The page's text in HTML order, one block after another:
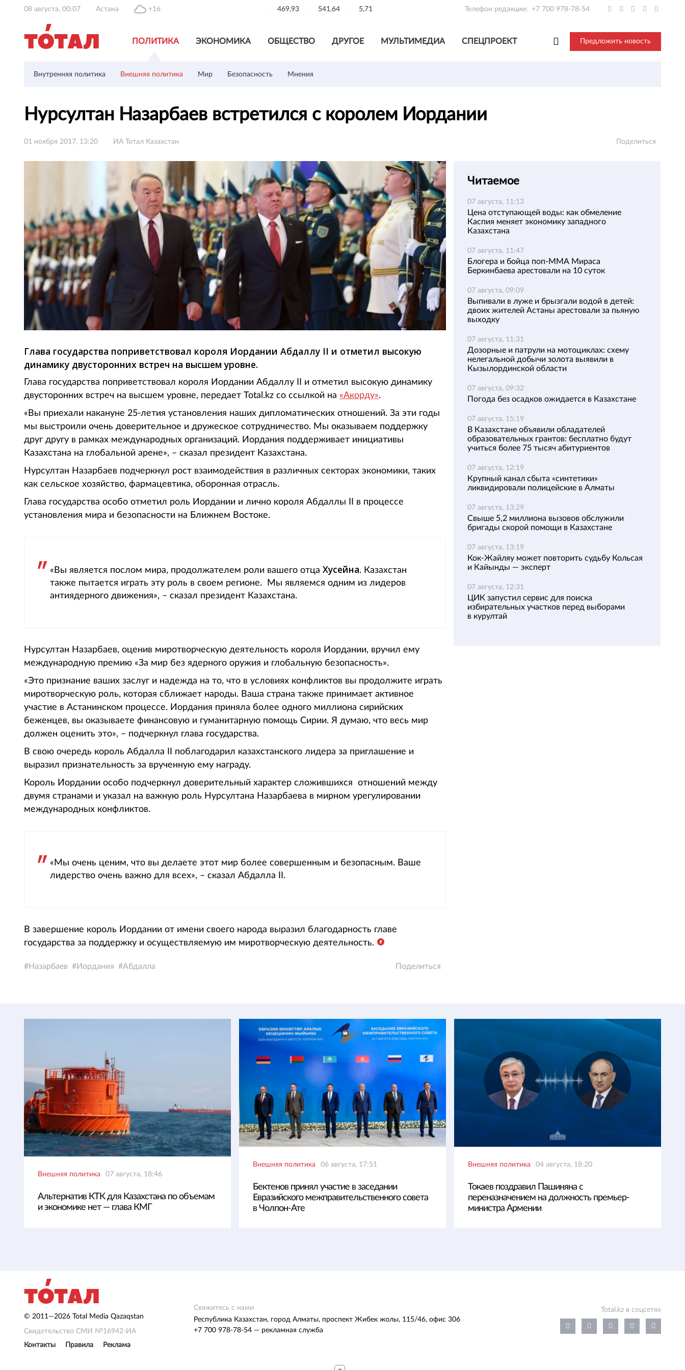
08 августа, 00:07 Астана +16 469,93 541,64 5,71 Телефон редакции: +7 700 978-78-54
ПОЛИТИКА ЭКОНОМИКА ОБЩЕСТВО ДРУГОЕ МУЛЬТИМЕДИА СПЕЦПРОЕКТ Предложить новость
Внутренняя политика Внешняя политика Мир Безопасность Мнения
Нурсултан Назарбаев встретился с королем Иордании
01 ноября 2017, 13:20 ИА Тотал Казахстан Поделиться
Глава государства поприветствовал короля Иордании Абдаллу II и отметил высокую
динамику двусторонних встреч на высшем уровне.
Глава государства поприветствовал короля Иордании Абдаллу II и отметил высокую динамику
двусторонних встреч на высшем уровне, передает Total.kz со ссылкой на «Акорду».
«Вы приехали накануне 25-летия установления наших дипломатических отношений. За эти годы
мы выстроили очень доверительное и дружеское сотрудничество. Мы оказываем поддержку
друг другу в рамках международных организаций. Иордания поддерживает инициативы
Казахстана на глобальной арене», – сказал президент Казахстана.
Нурсултан Назарбаев подчеркнул рост взаимодействия в различных секторах экономики, таких
как сельское хозяйство, фармацевтика, оборонная отрасль.
Глава государства особо отметил роль Иордании и лично короля Абдаллы II в процессе
установления мира и безопасности на Ближнем Востоке.
«Вы является послом мира, продолжателем роли вашего отца Хусейна. Казахстан
также пытается играть эту роль в своем регионе. Мы являемся одним из лидеров
антиядерного движения», – сказал президент Казахстана.
Нурсултан Назарбаев, оценив миротворческую деятельность короля Иордании, вручил ему
международную премию «За мир без ядерного оружия и глобальную безопасность».
«Это признание ваших заслуг и надежда на то, что в условиях конфликтов вы продолжите играть
миротворческую роль, которая сближает народы. Ваша страна также принимает активное
участие в Астанинском процессе. Иордания приняла более одного миллиона сирийских
беженцев, вы оказываете финансовую и гуманитарную помощь Сирии. Я думаю, что весь мир
должен оценить это», – подчеркнул глава государства.
В свою очередь король Абдалла II поблагодарил казахстанского лидера за приглашение и
выразил признательность за врученную ему награду.
Король Иордании особо подчеркнул доверительный характер сложившихся отношений между
двумя странами и указал на важную роль Нурсултана Назарбаева в мирном урегулировании
международных конфликтов.
«Мы очень ценим, что вы делаете этот мир более совершенным и безопасным. Ваше
лидерство очень важно для всех», – сказал Абдалла II.
В завершение король Иордании от имени своего народа выразил благодарность главе
государства за поддержку и осуществляемую им миротворческую деятельность.
Назарбаев Иордания Абдалла Поделиться
Читаемое
07 августа, 11:13
Цена отступающей воды: как обмеление
Каспия меняет экономику западного
Казахстана
07 августа, 11:47
Блогера и бойца поп-ММА Мираса
Беркинбаева арестовали на 10 суток
07 августа, 09:09
Выпивали в луже и брызгали водой в детей:
двоих жителей Астаны арестовали за пьяную
выходку
07 августа, 11:31
Дозорные и патрули на мотоциклах: схему
нелегальной добычи золота выявили в
Кызылординской области
07 августа, 09:32
Погода без осадков ожидается в Казахстане
07 августа, 15:19
В Казахстане объявили обладателей
образовательных грантов: бесплатно будут
учиться более 75 тысяч абитуриентов
07 августа, 12:19
Крупный канал сбыта «синтетики»
ликвидировали полицейские в Алматы
07 августа, 13:29
Свыше 5,2 миллиона вызовов обслужили
бригады скорой помощи в Казахстане
07 августа, 13:19
Кок-Жайляу может повторить судьбу Кольсая
и Кайынды — эксперт
07 августа, 12:31
ЦИК запустил сервис для поиска
избирательных участков перед выборами
в курултай
Внешняя политика 07 августа, 18:46
Альтернатив КТК для Казахстана по объемам
и экономике нет — глава КМГ
Внешняя политика 06 августа, 17:51
Бектенов принял участие в заседании
Евразийского межправительственного совета
в Чолпон-Ате
Внешняя политика 04 августа, 18:20
Токаев поздравил Пашиняна с
переназначением на должность премьер-
министра Армении
© 2011—2026 Total Media Qazaqstan
Свидетельство СМИ №16942-ИА
Контакты
Правила Реклама
Свяжитесь с нами
Республика Казахстан, город Алматы, проспект Жибек жолы, 115/46, офис 306
+7 700 978-78-54 — рекламная служба
Total.kz в соцсетях